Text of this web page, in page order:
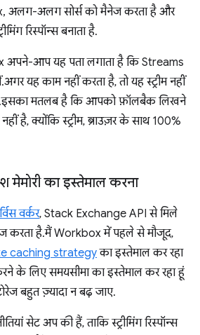
अलग-अलग सोर्स को मैनेज करता है और
रिस्पॉन्स बनाता है.
आप यह पता लगाता है कि Streams
यह काम नहीं करता है, तो यह स्ट्रीम नहीं
है. इसका मतलब है कि आपको फ़ॉलबैक लिखने
है, क्योंकि स्ट्रीम, ब्राउज़र के साथ 100%
मेमोरी का इस्तेमाल करना
वर्कर, Stack Exchange API से मिले
करता है. मैं Workbox में पहले से मौजूद,
caching strategyका इस्तेमाल कर रहा
के लिए समयसीमा का इस्तेमाल कर रहा हूं
बहुत ज़्यादा न बढ़ जाए.
सेट अप की हैं, ताकि स्ट्रीमिंग रिस्पॉन्स